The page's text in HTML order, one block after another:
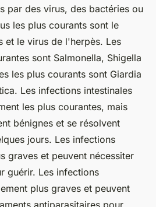
par des virus, des bactéries ou
les plus courants sont le
et le virus de l'herpès. Les
sont Salmonella, Shigella
les plus courants sont Giardia
Les infections intestinales
les plus courantes, mais
bénignes et se résolvent
jours. Les infections
graves et peuvent nécessiter
guérir. Les infections
plus graves et peuvent
antiparasitaires pour